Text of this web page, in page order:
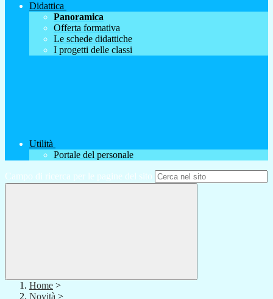
Didattica
Panoramica
Offerta formativa
Le schede didattiche
I progetti delle classi
Utilità
Portale del personale
Campo di ricerca per le pagine del sito
Home >
Novità >